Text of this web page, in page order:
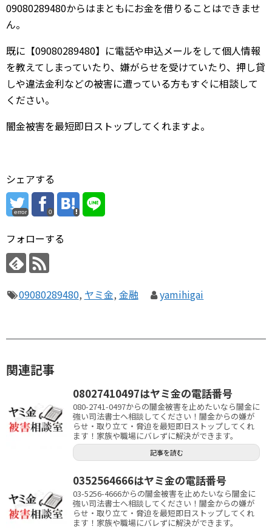
09080289480からはまともにお金を借りることはできませ
ん。
既に【09080289480】に電話や申込メールをして個人情報
を教えてしまっていたり、嫌がらせを受けていたり、押し貸
しや違法金利などの被害に遭っている方もすぐに相談して
ください。
闇金被害を最短即日ストップしてくれますよ。
シェアする
error 0
フォローする
09080289480, ヤミ金, 金融 yamihigai
関連記事
08027410497はヤミ金の電話番号
080-2741-0497からの闇金被害を止めたいなら闇金に
強い司法書士へ相談してください！闇金からの嫌が
らせ・取り立て・脅迫を最短即日ストップしてくれ
ます！家族や職場にバレずに解決ができます。
記事を読む
0352564666はヤミ金の電話番号
03-5256-4666からの闇金被害を止めたいなら闇金に
強い司法書士へ相談してください！闇金からの嫌が
らせ・取り立て・脅迫を最短即日ストップしてくれ
ます！家族や職場にバレずに解決ができます。